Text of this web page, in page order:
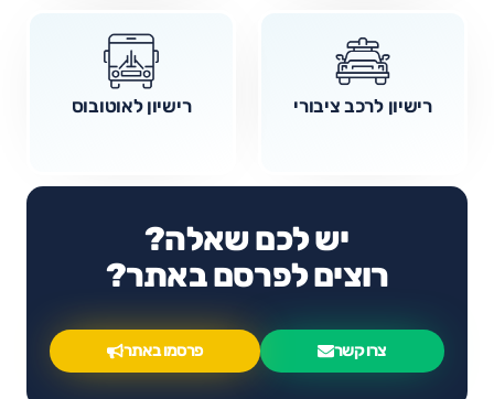
רישיון לרכב ציבורי רישיון לאוטובוס
יש לכם שאלה?
רוצים לפרסם באתר?
צרו קשר פרסמו באתר